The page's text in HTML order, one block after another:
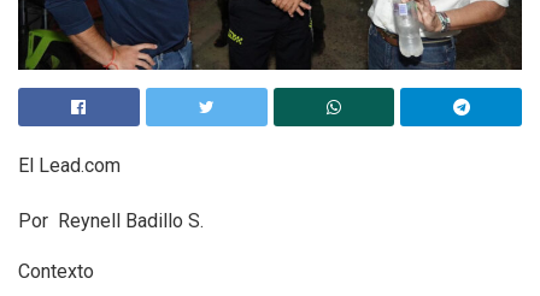
El Lead.com
Por Reynell Badillo S.
Contexto